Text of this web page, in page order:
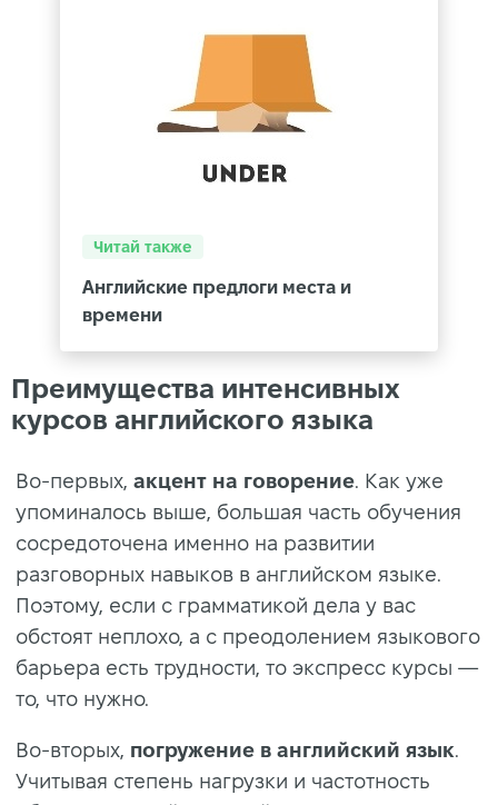
Читай также
Английские предлоги места и
времени
Преимущества интенсивных
курсов английского языка
Во-первых, акцент на говорение. Как уже
упоминалось выше, большая часть обучения
сосредоточена именно на развитии
разговорных навыков в английском языке.
Поэтому, если с грамматикой дела у вас
обстоят неплохо, а с преодолением языкового
барьера есть трудности, то экспресс курсы —
то, что нужно.
Во-вторых, погружение в английский язык.
Учитывая степень нагрузки и частотность